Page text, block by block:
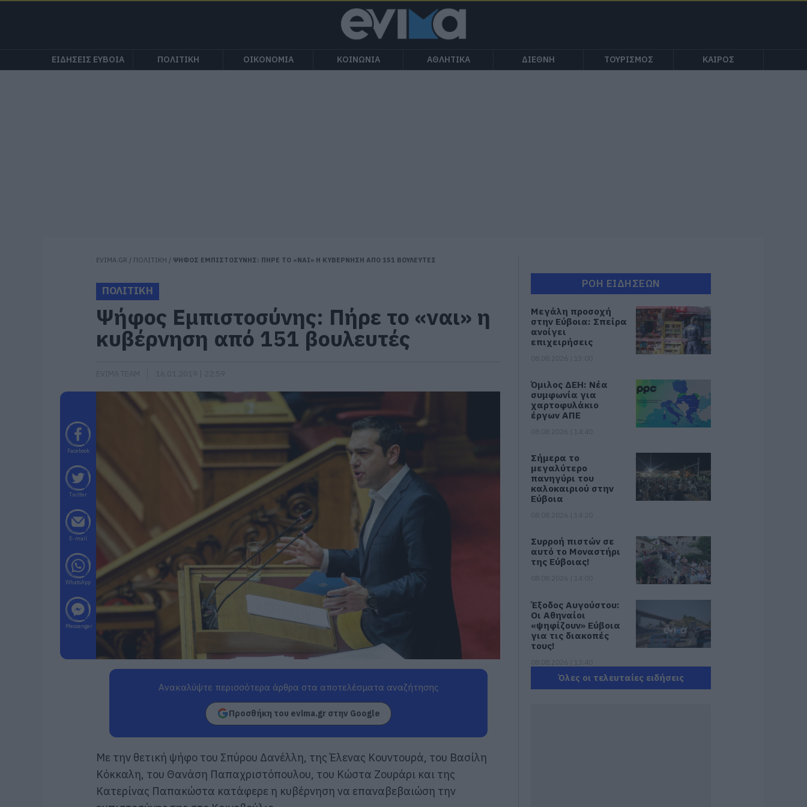
ΕΙΔΗΣΕΙΣ ΕΥΒΟΙΑ ΠΟΛΙΤΙΚΗ ΟΙΚΟΝΟΜΙΑ ΚΟΙΝΩΝΙΑ ΑΘΛΗΤΙΚΑ ΔΙΕΘΝΗ ΤΟΥΡΙΣΜΟΣ ΚΑΙΡΟΣ
EVIMA.GR / ΠΟΛΙΤΙΚΗ / ΨΗΦΟΣ ΕΜΠΙΣΤΟΣΥΝΗΣ: ΠΗΡΕ ΤΟ «ΝΑΙ» Η ΚΥΒΕΡΝΗΣΗ ΑΠΟ 151 ΒΟΥΛΕΥΤΕΣ
ΠΟΛΙΤΙΚΗ
Ψήφος Εμπιστοσύνης: Πήρε το «ναι» η
κυβέρνηση από 151 βουλευτές
Facebook
Twitter
E-mail
WhatsApp
Messenger
Ανακαλύψτε περισσότερα άρθρα στα αποτελέσματα αναζήτησης
Προσθήκη του evima.gr στην Google
Με την θετική ψήφο του Σπύρου Δανέλλη, της Έλενας Κουντουρά, του Βασίλη
Κόκκαλη, του Θανάση Παπαχριστόπουλου, του Κώστα Ζουράρι και της
Κατερίνας Παπακώστα κατάφερε η κυβέρνηση να επαναβεβαιώση την
ΡΟΗ ΕΙΔΗΣΕΩΝ
Μεγάλη προσοχή
στην Εύβοια: Σπείρα
ανοίγει
επιχειρήσεις
Όμιλος ΔΕΗ: Νέα
συμφωνία για
χαρτοφυλάκιο
έργων ΑΠΕ
Σήμερα το
μεγαλύτερο
πανηγύρι του
καλοκαιριού στην
Εύβοια
Συρροή πιστών σε
αυτό το Μοναστήρι
της Εύβοιας!
Έξοδος Αυγούστου:
Οι Αθηναίοι
«ψηφίζουν» Εύβοια
για τις διακοπές
τους!
Μεταφορές
Όλες οι τελευταίες ειδήσεις